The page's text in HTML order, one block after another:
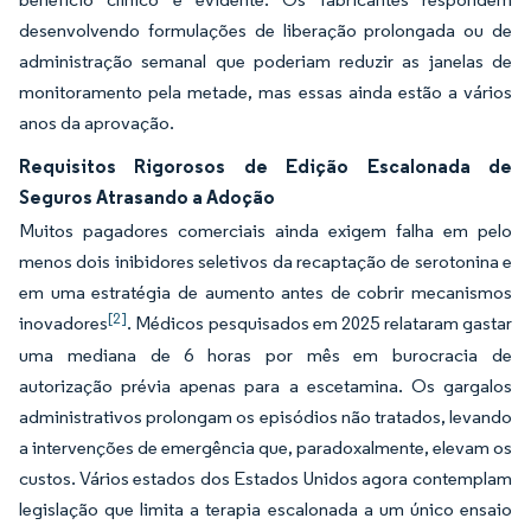
desenvolvendo formulações de liberação prolongada ou de
administração semanal que poderiam reduzir as janelas de
monitoramento pela metade, mas essas ainda estão a vários
anos da aprovação.
Requisitos Rigorosos de Edição Escalonada de
Seguros Atrasando a Adoção
Muitos pagadores comerciais ainda exigem falha em pelo
menos dois inibidores seletivos da recaptação de serotonina e
em uma estratégia de aumento antes de cobrir mecanismos
inovadores[2]. Médicos pesquisados em 2025 relataram gastar
uma mediana de 6 horas por mês em burocracia de
autorização prévia apenas para a escetamina. Os gargalos
administrativos prolongam os episódios não tratados, levando
a intervenções de emergência que, paradoxalmente, elevam os
custos. Vários estados dos Estados Unidos agora contemplam
legislação que limita a terapia escalonada a um único ensaio